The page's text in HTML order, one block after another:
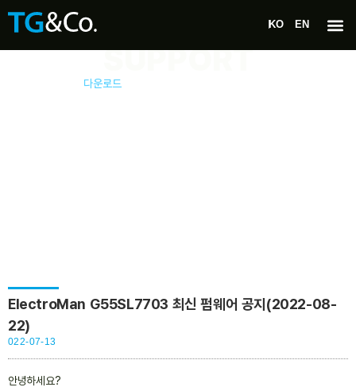
KO EN
SUPPORT
다운로드
ElectroMan G55SL7703 최신 펌웨어 공지(2022-08-
22)
022-07-13
안녕하세요?